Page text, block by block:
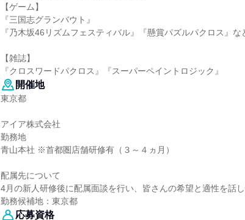
【ゲーム】
『三国志グランバウト』
『乃木坂46リズムフェスティバル』『懸賞パズルパクロス』な
【雑誌】
『クロスワードパクロス』『スーパーペイントロジック』
開催地
東京都
アイア株式会社
勤務地
青山本社 ※首都圏店舗研修有（３～４ヵ月）
配属先について
4月の新人研修後に配属面談を行い、皆さんの希望と適性を話
勤務候補地：東京都
応募資格